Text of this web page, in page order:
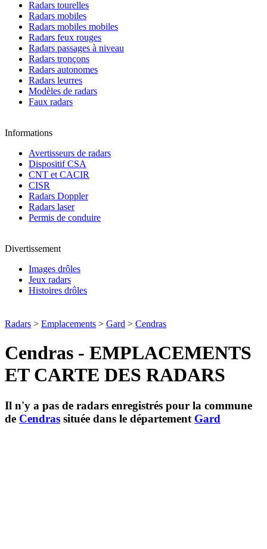
Radars tourelles
Radars mobiles
Radars mobiles mobiles
Radars feux rouges
Radars passages à niveau
Radars tronçons
Radars autonomes
Radars leurres
Modèles de radars
Faux radars
Informations
Avertisseurs de radars
Dispositif CSA
CNT et CACIR
CISR
Radars Doppler
Radars laser
Permis de conduire
Divertissement
Images drôles
Jeux radars
Histoires drôles
Radars > Emplacements > Gard > Cendras
Cendras - EMPLACEMENTS
ET CARTE DES RADARS
Il n'y a pas de radars enregistrés pour la commune
de Cendras située dans le département Gard